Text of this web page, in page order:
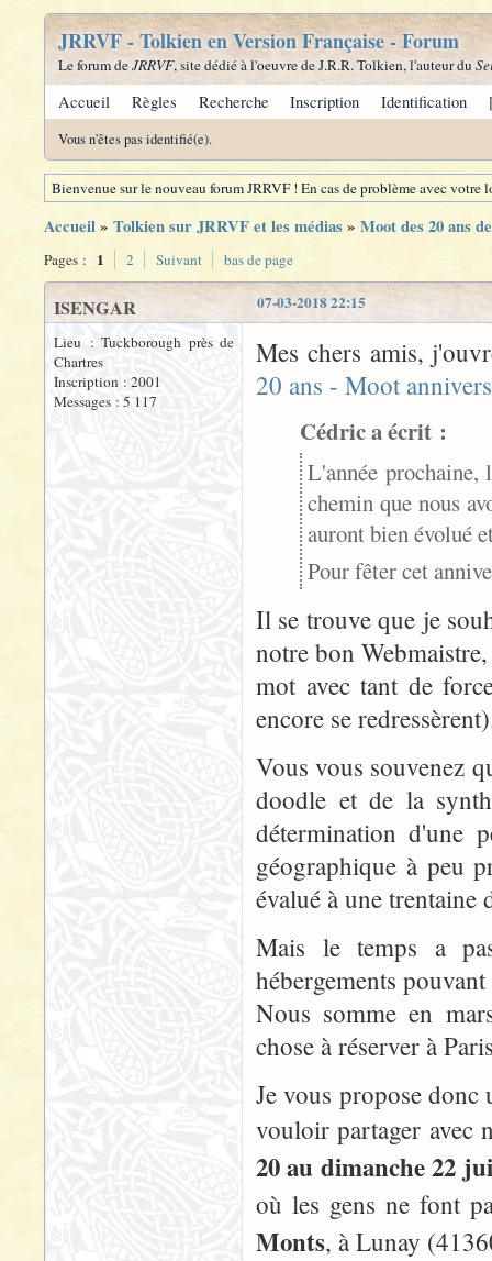
JRRVF - Tolkien en Version Française - Forum
Le forum deJRRVF, site dédié à l'oeuvre de J.R.R. Tolkien, l'auteur du
Accueil Règles Recherche Inscription Identification
Vous n'êtes pas identifié(e).
Bienvenue sur le nouveau forum JRRVF ! En cas de problème avec
Accueil» Tolkien sur JRRVF et les médias» Moot des 20 ans
Pages : 1 2 Suivant bas de page
07-03-2018 22:15
ISENGAR
Lieu : Tuckborough près de
Chartres
Inscription : 2001
Messages : 5 117
Mes chers amis,
20 ans - Moot
Cédric a écrit :
L'année
chemin que nous
auront bien évolué
Pour fêter cet
Il se trouve que je
notre bon
mot avec tant de
encore se
Vous vous souvenez
doodle et de la
détermination d'une
géographique à peu
évalué à une trentaine
Mais le temps a
hébergements
Nous somme en
chose à réserver à
Je vous propose
vouloir partager avec
20 au dimanche 22
où les gens ne font
Monts, à Lunay